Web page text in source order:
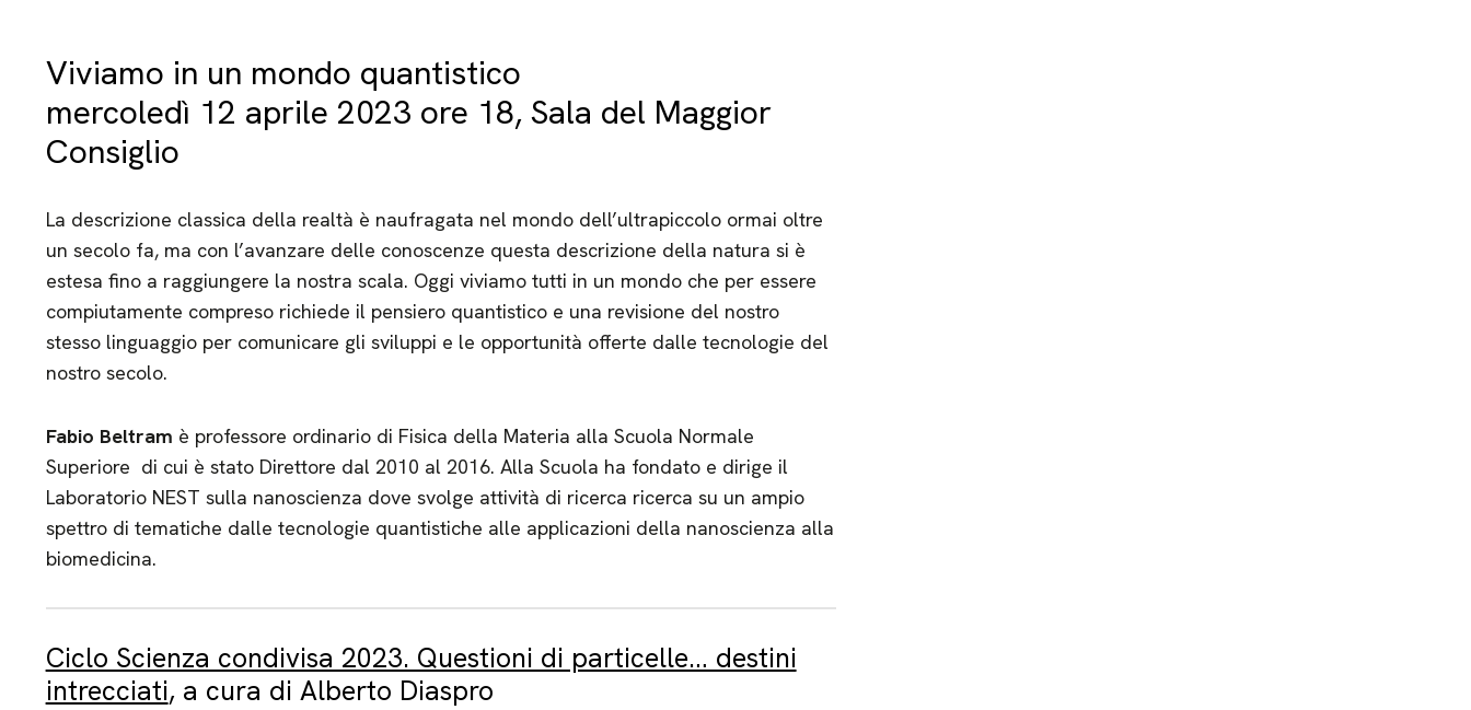
Viviamo in un mondo quantistico
mercoledì 12 aprile 2023 ore 18, Sala del Maggior
Consiglio
La descrizione classica della realtà è naufragata nel mondo dell’ultrapiccolo ormai oltre
un secolo fa, ma con l’avanzare delle conoscenze questa descrizione della natura si è
estesa fino a raggiungere la nostra scala. Oggi viviamo tutti in un mondo che per essere
compiutamente compreso richiede il pensiero quantistico e una revisione del nostro
stesso linguaggio per comunicare gli sviluppi e le opportunità offerte dalle tecnologie del
nostro secolo.
Fabio Beltram è professore ordinario di Fisica della Materia alla Scuola Normale
Superiore di cui è stato Direttore dal 2010 al 2016. Alla Scuola ha fondato e dirige il
Laboratorio NEST sulla nanoscienza dove svolge attività di ricerca ricerca su un ampio
spettro di tematiche dalle tecnologie quantistiche alle applicazioni della nanoscienza alla
biomedicina.
Ciclo Scienza condivisa 2023. Questioni di particelle… destini
intrecciati, a cura di Alberto Diaspro